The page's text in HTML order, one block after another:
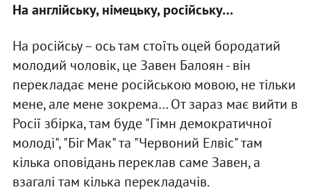
На англійську, німецьку, російську…
На російсьу – ось там стоїть оцей бородатий
молодий чоловік, це Завен Балоян - він
перекладає мене російською мовою, не тільки
мене, але мене зокрема… От зараз має вийти в
Росії збірка, там буде "Гімн демократичної
молоді", "Біг Мак" та "Червоний Елвіс" там
кілька оповідань переклав саме Завен, а
взагалі там кілька перекладачів.